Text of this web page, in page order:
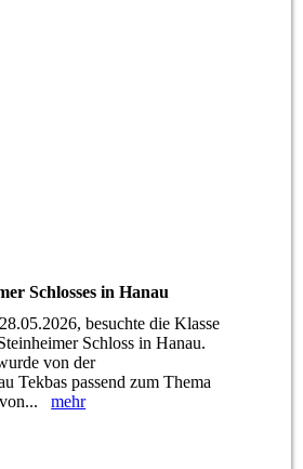
Schlosses in Hanau
besuchte die Klasse
Schloss in Hanau.
von der
Tekbas passend zum Thema
von...mehr